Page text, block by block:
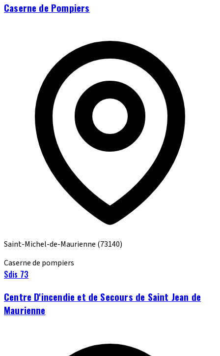
Caserne de Pompiers
Saint-Michel-de-Maurienne (73140)
Caserne de pompiers
Sdis 73
Centre D'incendie et de Secours de Saint Jean de
Maurienne